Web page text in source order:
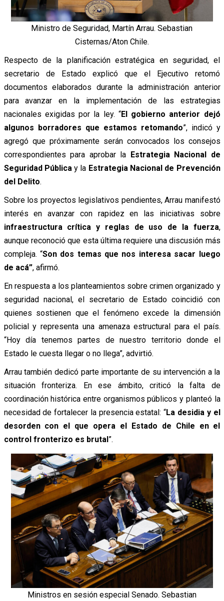
Ministro de Seguridad, Martín Arrau. Sebastian
Cisternas/Aton Chile.
Respecto de la planificación estratégica en seguridad, el
secretario de Estado explicó que el Ejecutivo retomó
documentos elaborados durante la administración anterior
para avanzar en la implementación de las estrategias
nacionales exigidas por la ley. “El gobierno anterior dejó
algunos borradores que estamos retomando”, indicó y
agregó que próximamente serán convocados los consejos
correspondientes para aprobar la Estrategia Nacional de
Seguridad Públicay la Estrategia Nacional de Prevención
del Delito.
Sobre los proyectos legislativos pendientes, Arrau manifestó
interés en avanzar con rapidez en las iniciativas sobre
infraestructura crítica y reglas de uso de la fuerza,
aunque reconoció que esta última requiere una discusión más
compleja. “Son dos temas que nos interesa sacar luego
de acá”, afirmó.
En respuesta a los planteamientos sobre crimen organizado y
seguridad nacional, el secretario de Estado coincidió con
quienes sostienen que el fenómeno excede la dimensión
policial y representa una amenaza estructural para el país.
“Hoy día tenemos partes de nuestro territorio donde el
Estado le cuesta llegar o no llega”, advirtió.
Arrau también dedicó parte importante de su intervención a la
situación fronteriza. En ese ámbito, criticó la falta de
coordinación histórica entre organismos públicos y planteó la
necesidad de fortalecer la presencia estatal: “La desidia y el
desorden con el que opera el Estado de Chile en el
control fronterizo es brutal”.
Ministros en sesión especial Senado. Sebastian